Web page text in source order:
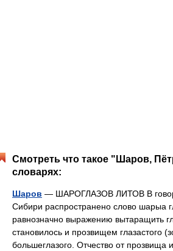
Смотреть что такое "Шаров,
словарях:
Шаров — ШАРОГЛАЗОВ ЛИТОВ В
Сибири распространено слово шарыа
равнозначно выражению вытаращить
становилось и прозвищем глазастого
большеглазого. Отчество от